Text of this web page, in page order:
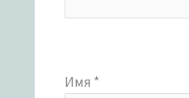
Имя *